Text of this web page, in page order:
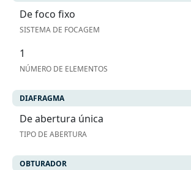
De foco fixo
SISTEMA DE FOCAGEM
1
NÚMERO DE ELEMENTOS
DIAFRAGMA
De abertura única
TIPO DE ABERTURA
OBTURADOR